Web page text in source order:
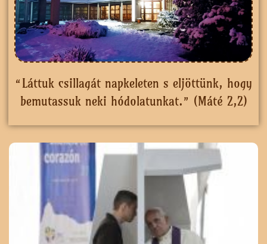
“Láttuk csillagát napkeleten s eljöttünk, hogy
bemutassuk neki hódolatunkat.” (Máté 2,2)